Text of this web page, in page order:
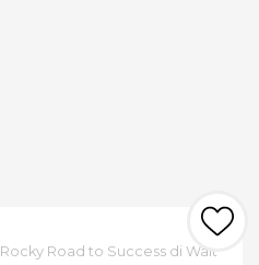
Rocky Road to Success di Walt